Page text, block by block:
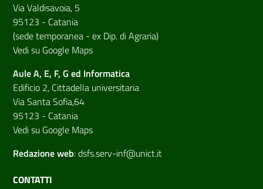
Via Valdisavoia, 5
95123 - Catania
(sede temporanea - ex Dip. di Agraria)
Vedi su Google Maps
Aule A, E, F, G ed Informatica
Edificio 2, Cittadella universitaria
Via Santa Sofia,64
95123 - Catania
Vedi su Google Maps
Redazione web:dsfs.serv-inf@unict.it
CONTATTI